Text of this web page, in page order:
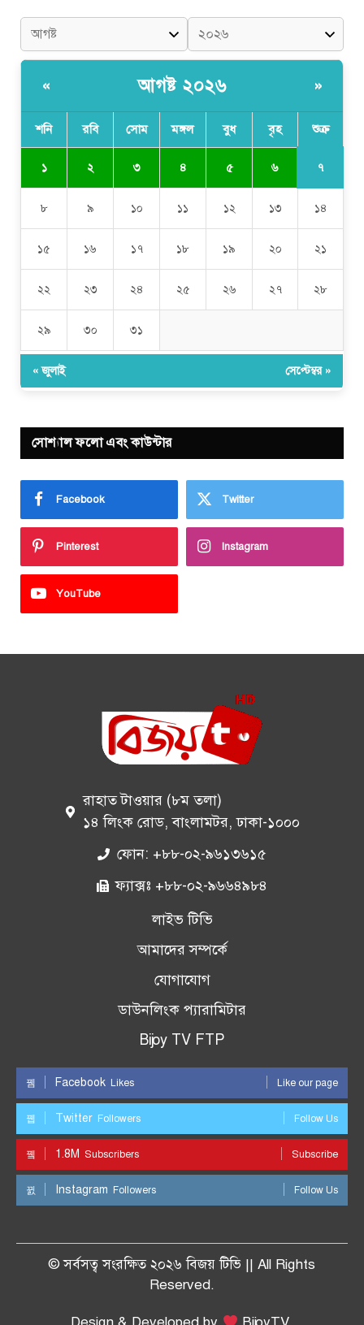
« আগষ্ট ২০২৬ »
শনি রবি সোম মঙ্গল বুধ বৃহ শুক্র
১ ২ ৩ ৪ ৫ ৬ ৭
৮ ৯ ১০ ১১ ১২ ১৩ ১৪
১৫ ১৬ ১৭ ১৮ ১৯ ২০ ২১
২২ ২৩ ২৪ ২৫ ২৬ ২৭ ২৮
২৯ ৩০ ৩১
« জুলাই সেপ্টেম্বর »
সোশ্যাল ফলো এবং কাউন্টার
Facebook Twitter
Pinterest Instagram
YouTube
রাহাত টাওয়ার (৮ম তলা)
১৪ লিংক রোড, বাংলামটর, ঢাকা-১০০০
ফোন: +৮৮-০২-৯৬১৩৬১৫
ফ্যাক্সঃ +৮৮-০২-৯৬৬৪৯৮৪
লাইভ টিভি
আমাদের সম্পর্কে
যোগাযোগ
ডাউনলিংক প্যারামিটার
Bijoy TV FTP
Facebook Likes Like our page
Twitter Followers Follow Us
1.8M Subscribers Subscribe
Instagram Followers Follow Us
© সর্বসত্ব সংরক্ষিত ২০২৬ বিজয় টিভি || All Rights
Reserved.